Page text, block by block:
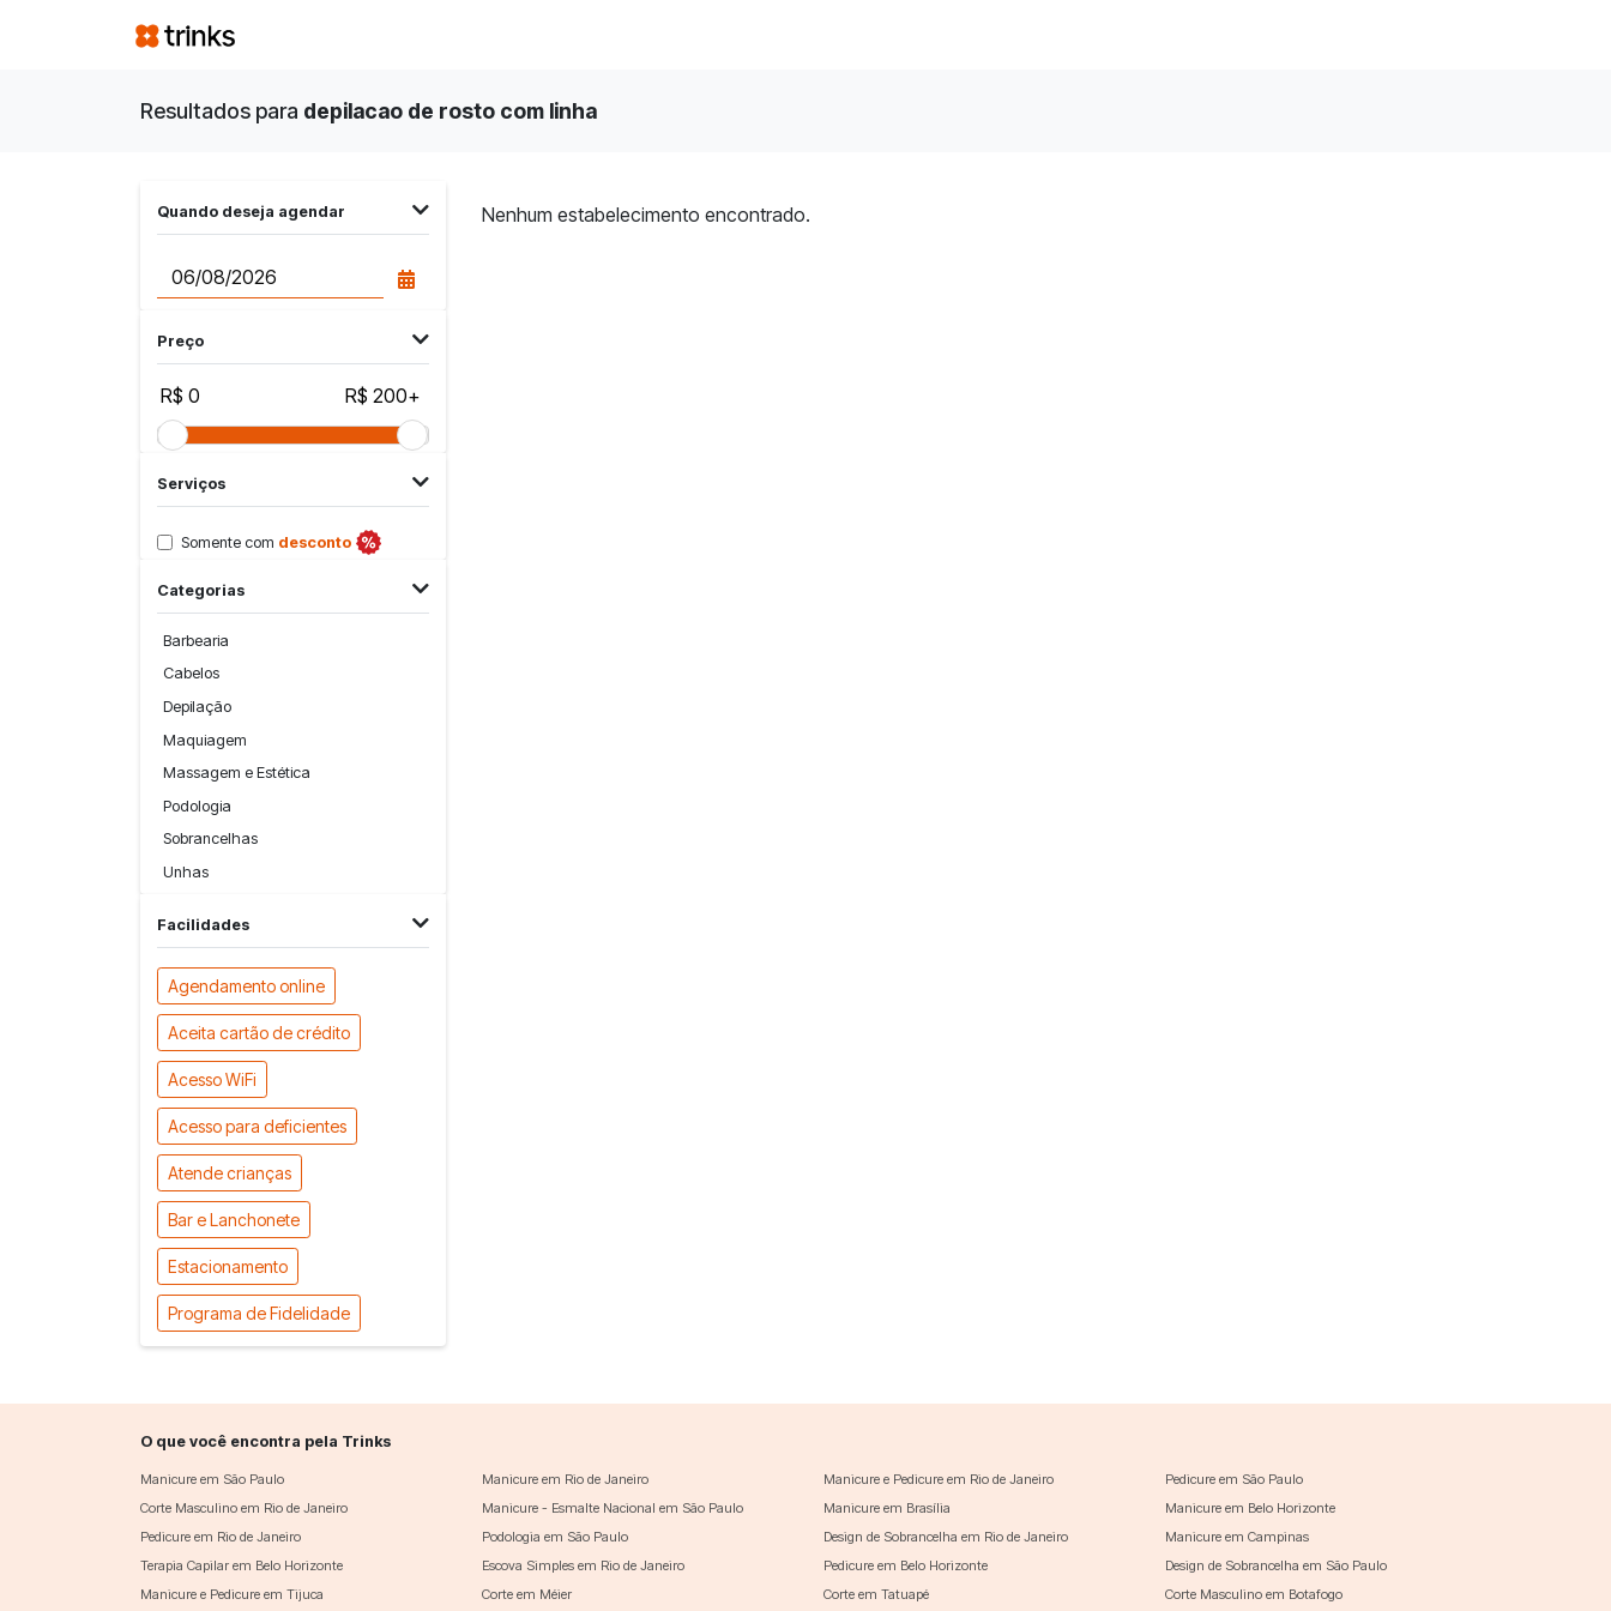
Resultados para depilacao de rosto com linha
Quando deseja agendar
Preço
R$ 0 R$ 200+
Serviços
Somente com desconto
Categorias
Barbearia
Cabelos
Depilação
Maquiagem
Massagem e Estética
Podologia
Sobrancelhas
Unhas
Facilidades
Agendamento online
Aceita cartão de crédito
Acesso WiFi
Acesso para deficientes
Atende crianças
Bar e Lanchonete
Estacionamento
Programa de Fidelidade
Nenhum estabelecimento encontrado.
O que você encontra pela Trinks
Manicure em São Paulo Manicure em Rio de Janeiro Manicure e Pedicure em Rio de Janeiro
Pedicure em São Paulo
Corte Masculino em Rio de Janeiro
Manicure - Esmalte Nacional em São Paulo Manicure em Brasília
Manicure em Belo Horizonte
Pedicure em Rio de Janeiro
Podologia em São Paulo Design de Sobrancelha em Rio de Janeiro
Manicure em Campinas
Terapia Capilar em Belo Horizonte
Escova Simples em Rio de Janeiro Pedicure em Belo Horizonte
Design de Sobrancelha em São Paulo
Manicure e Pedicure em Tijuca
Corte em Méier Corte em Tatuapé Corte Masculino em Botafogo